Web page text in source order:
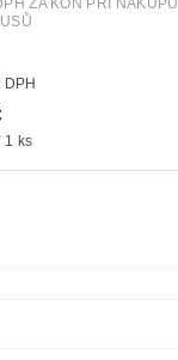
bez DPH
1 ks